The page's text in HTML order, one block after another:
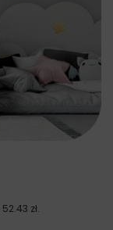
52.43 zł.